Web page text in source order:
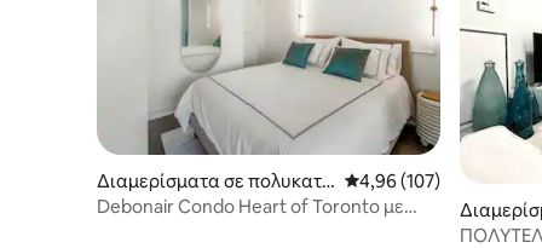
Διαμερίσματα σε πολυκατο
ικία στην πόλη Τορόντο
Μέση βαθμολογία: 4,96
4,96 (107)
Debonair Condo Heart of Toronto με
ικία